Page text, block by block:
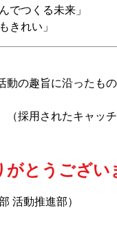
つくる未来」
れい」
の趣旨に沿ったもの
用されたキャッチ
とうござい
活動推進部）